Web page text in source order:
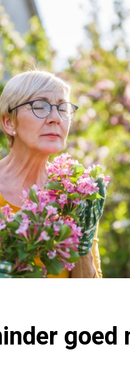
goed